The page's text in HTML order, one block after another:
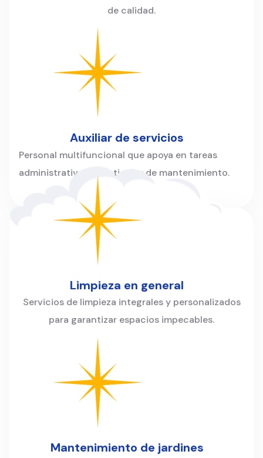
de calidad.
Auxiliar de servicios
Personal multifuncional que apoya en tareas
administrativas, logísticas y de mantenimiento.
Limpieza en general
Servicios de limpieza integrales y personalizados
para garantizar espacios impecables.
Mantenimiento de jardines